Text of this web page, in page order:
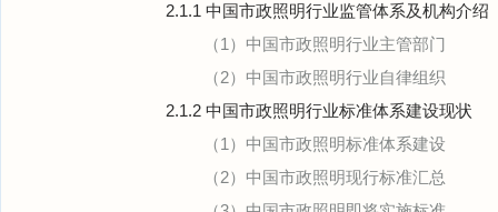
2.1.1 中国市政照明行业监管体系及机构介绍
（1）中国市政照明行业主管部门
（2）中国市政照明行业自律组织
2.1.2 中国市政照明行业标准体系建设现状
（1）中国市政照明标准体系建设
（2）中国市政照明现行标准汇总